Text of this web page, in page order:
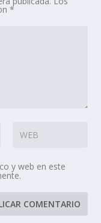
*
y web en este